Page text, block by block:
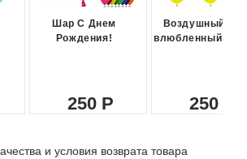
Шар С Днем
Рождения!
250
Воздушный
влюбленный
250
и условия возврата товара